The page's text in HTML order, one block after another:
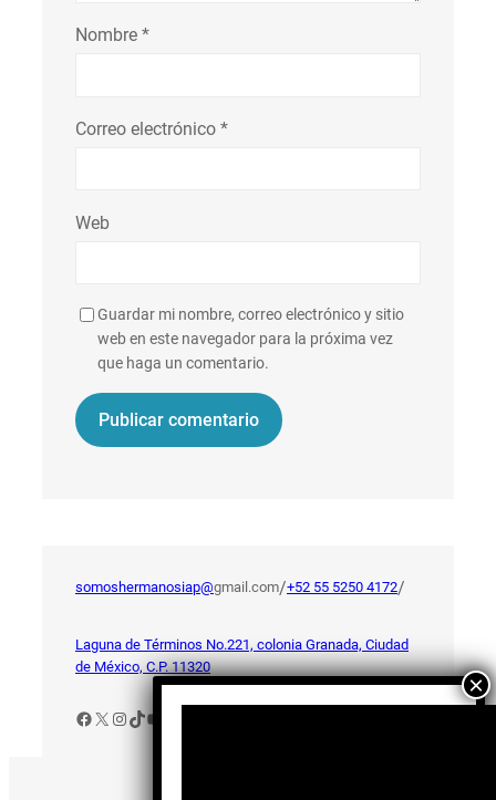
Nombre *
Correo electrónico *
Web
Guardar mi nombre, correo electrónico y sitio
web en este navegador para la próxima vez
que haga un comentario.
somoshermanosiap@gmail.com/+52 55 5250 4172/
Laguna de Términos No.221, colonia Granada, Ciudad
de México, C.P. 11320
Facebook
X Instagram
TikTok
YouTube